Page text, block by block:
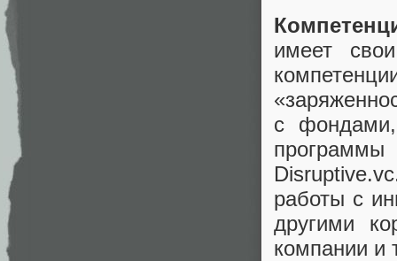
имеет
с
работы с
другими
компании и